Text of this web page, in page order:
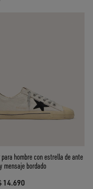
mensaje bordado
14.690